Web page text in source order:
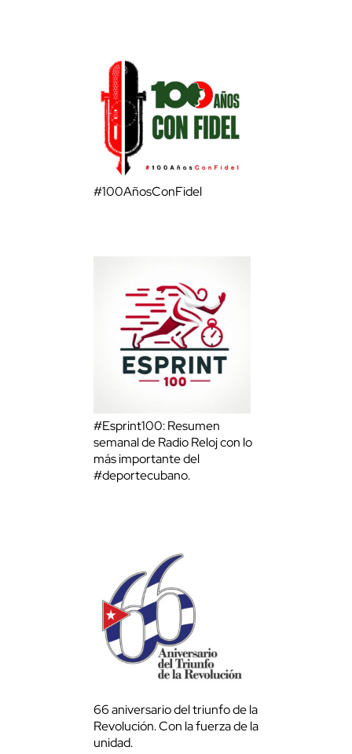
#100AñosConFidel
#Esprint100: Resumen
semanal de Radio Reloj con lo
más importante del
#deportecubano.
66 aniversario del triunfo de la
Revolución. Con la fuerza de la
unidad.